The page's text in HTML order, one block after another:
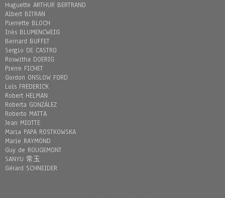
Huguette ARTHUR BERTRAND
Albert BITRAN
Pierrette BLOCH
Inès BLUMENCWEIG
Bernard BUFFET
Sergio DE CASTRO
Roswitha DOERIG
Pierre FICHET
Gordon ONSLOW FORD
Loïs FREDERICK
Robert HELMAN
Roberta GONZÁLEZ
Roberto MATTA
Jean MIOTTE
Maria PAPA ROSTKOWSKA
Marie RAYMOND
Guy de ROUGEMONT
SANYU 常玉
Gérard SCHNEIDER